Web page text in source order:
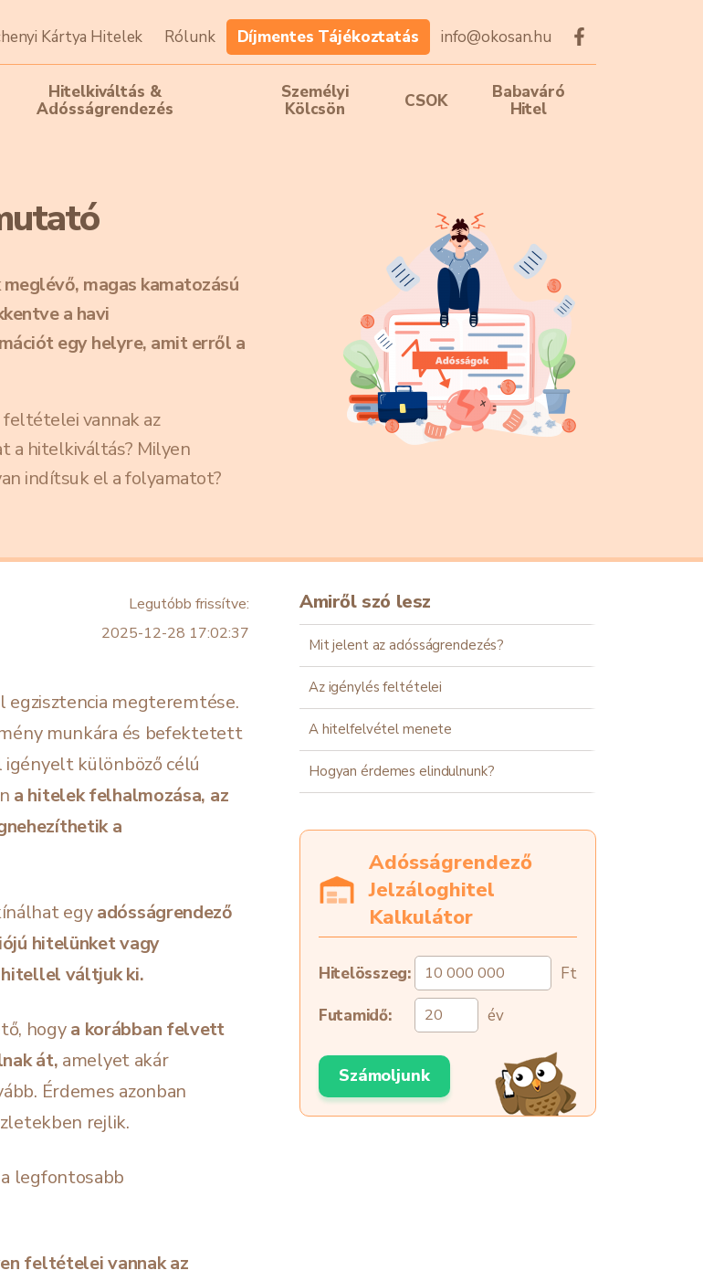
Kártya Hitelek Rólunk Díjmentes Tájékoztatás
Hitelkiváltás &
Adósságrendezés
Személyi
Kölcsön
CSOK
Babaváró
Hitel
magas kamatozású
a havi
egy helyre, amit erről a
vannak az
a hitelkiváltás? Milyen
indítsuk el a folyamatot?
Legutóbb frissítve:
2025-12-28 17:02:37
egzisztencia megteremtése.
munkára és befektetett
igényelt különböző célú
a hitelek felhalmozása, az
a
egy adósságrendező
hitelünket vagy
váltjuk ki.
hogya korábban felvett
át, amelyet akár
Érdemes azonban
rejlik.
legfontosabb
feltételei vannak az
Amiről szó lesz
Mit jelent az adósságrendezés?
Az igénylés feltételei
A hitelfelvétel menete
Hogyan érdemes elindulnunk?
Adósságrendező
Jelzáloghitel
Kalkulátor
Hitelösszeg:
Ft
Futamidő:
év
Számoljunk